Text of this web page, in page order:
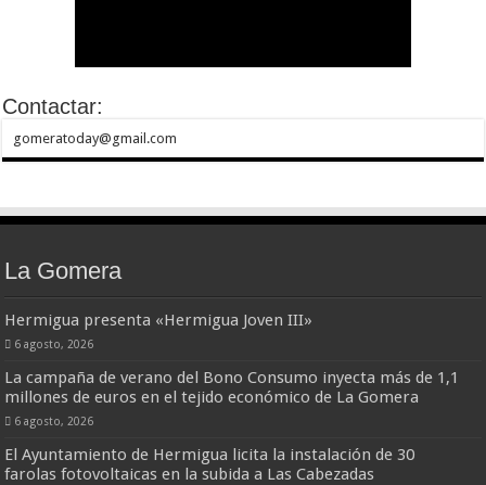
Contactar:
gomeratoday@gmail.com
La Gomera
Hermigua presenta «Hermigua Joven III»
6 agosto, 2026
La campaña de verano del Bono Consumo inyecta más de 1,1
millones de euros en el tejido económico de La Gomera
6 agosto, 2026
El Ayuntamiento de Hermigua licita la instalación de 30
farolas fotovoltaicas en la subida a Las Cabezadas